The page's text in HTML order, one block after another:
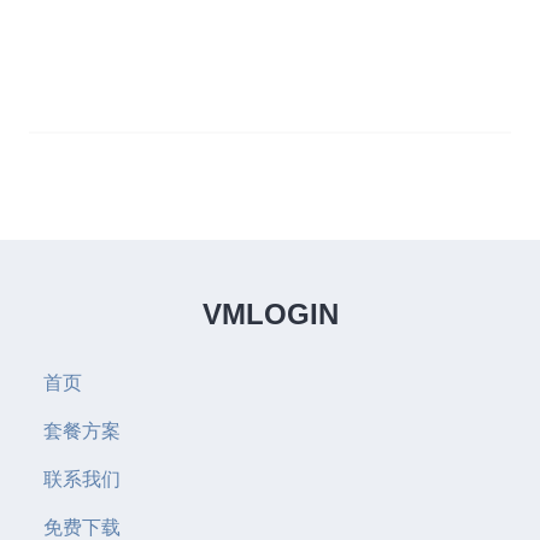
VMLOGIN
首页
套餐方案
联系我们
免费下载